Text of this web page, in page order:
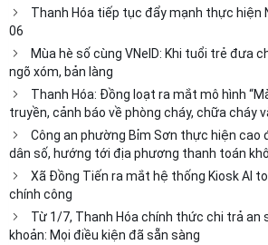
Thanh Hóa tiếp tục đẩy mạnh thực hiện
06
Mùa hè số cùng VNeID: Khi tuổi trẻ đưa
ngõ xóm, bản làng
Thanh Hóa: Đồng loạt ra mắt mô hình
truyền, cảnh báo về phòng cháy, chữa cháy
Công an phường Bỉm Sơn thực hiện cao
dân số, hướng tới địa phương thanh toán
Xã Đồng Tiến ra mắt hệ thống Kiosk AI
chính công
Từ 1/7, Thanh Hóa chính thức chi trả an
khoản: Mọi điều kiện đã sẵn sàng